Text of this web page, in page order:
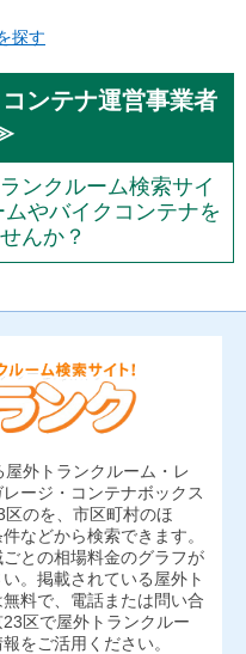
探す
ンテナ運営事業者
ンクルーム検索サイ
やバイクコンテナを
んか？
外トランクルーム・レ
ージ・コンテナボックス
のを、市区町村のほ
などから検索できます。
との相場料金のグラフが
。掲載されている屋外ト
料で、電話または問い合
区で屋外トランクルー
をご活用ください。